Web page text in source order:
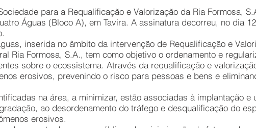
para a Requalificação e Valorização da Ria Formosa,
Águas (Bloco A), em Tavira. A assinatura decorreu, no dia
inserida no âmbito da intervenção de Requalificação e
Ria Formosa, S.A., tem como objetivo o ordenamento e
sobre o ecossistema. Através da requalificação e
erosivos, prevenindo o risco para pessoas e bens e
na área, a minimizar, estão associadas à implantação e
ao desordenamento do tráfego e desqualificação do
erosivos.